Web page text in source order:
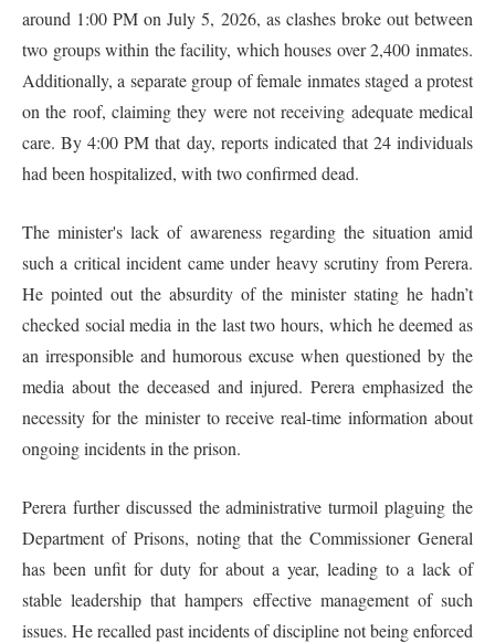
around 1:00 PM on July 5, 2026, as clashes broke out between
two groups within the facility, which houses over 2,400 inmates.
Additionally, a separate group of female inmates staged a protest
on the roof, claiming they were not receiving adequate medical
care. By 4:00 PM that day, reports indicated that 24 individuals
had been hospitalized, with two confirmed dead.
The minister's lack of awareness regarding the situation amid
such a critical incident came under heavy scrutiny from Perera.
He pointed out the absurdity of the minister stating he hadn’t
checked social media in the last two hours, which he deemed as
an irresponsible and humorous excuse when questioned by the
media about the deceased and injured. Perera emphasized the
necessity for the minister to receive real-time information about
ongoing incidents in the prison.
Perera further discussed the administrative turmoil plaguing the
Department of Prisons, noting that the Commissioner General
has been unfit for duty for about a year, leading to a lack of
stable leadership that hampers effective management of such
issues. He recalled past incidents of discipline not being enforced